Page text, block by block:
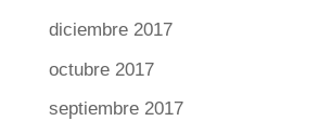
diciembre 2017
octubre 2017
septiembre 2017